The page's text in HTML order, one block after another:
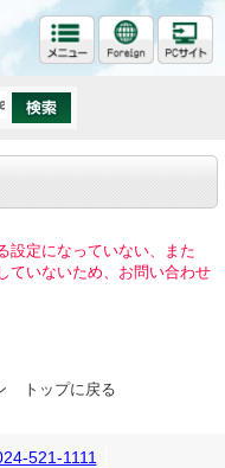
設定になっていない、また
ていないため、お問い合わせ
トップに戻る
521-1111